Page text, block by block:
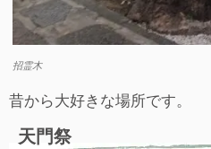
招霊木
昔から大好きな場所です。
天門祭